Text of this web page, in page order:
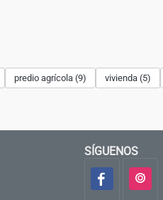
predio agrícola (9) vivienda (5)
SÍGUENOS